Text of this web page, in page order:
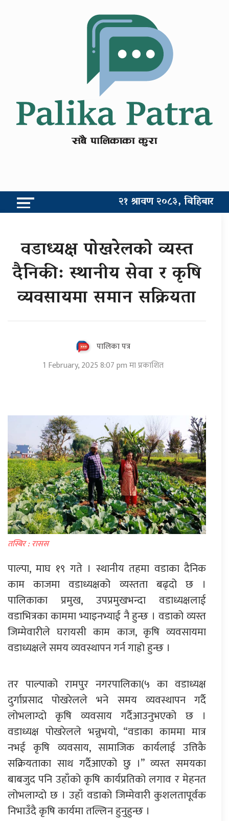
२१ श्रावण २०८३, बिहिबार
वडाध्यक्ष पोखरेलको व्यस्त
दैनिकी: स्थानीय सेवा र कृषि
व्यवसायमा समान सक्रियता
पालिका पत्र
1 February, 2025 8:07 pm मा प्रकाशित
तस्बिर : रासस
पाल्पा, माघ १९ गते । स्थानीय तहमा वडाका दैनिक
काम काजमा वडाध्यक्षको व्यस्तता बढ्दो छ ।
पालिकाका प्रमुख, उपप्रमुखभन्दा वडाध्यक्षलाई
वडाभित्रका काममा भ्याइनभ्याई नै हुन्छ । वडाको व्यस्त
जिम्मेवारीले घरायसी काम काज, कृषि व्यवसायमा
वडाध्यक्षले समय व्यवस्थापन गर्न गाह्रो हुन्छ ।
तर पाल्पाको रामपुर नगरपालिका(५ का वडाध्यक्ष
दुर्गाप्रसाद पोखरेलले भने समय व्यवस्थापन गर्दै
लोभलाग्दो कृषि व्यवसाय गर्दैआउनुभएको छ ।
वडाध्यक्ष पोखरेलले भन्नुभयो, “वडाका काममा मात्र
नभई कृषि व्यवसाय, सामाजिक कार्यलाई उत्तिकै
सक्रियताका साथ गर्दैआएको छु ।” व्यस्त समयका
बाबजुद पनि उहाँको कृषि कार्यप्रतिको लगाव र मेहनत
लोभलाग्दो छ । उहाँ वडाको जिम्मेवारी कुशलतापूर्वक
निभाउँदै कृषि कार्यमा तल्लिन हुनुहुन्छ ।